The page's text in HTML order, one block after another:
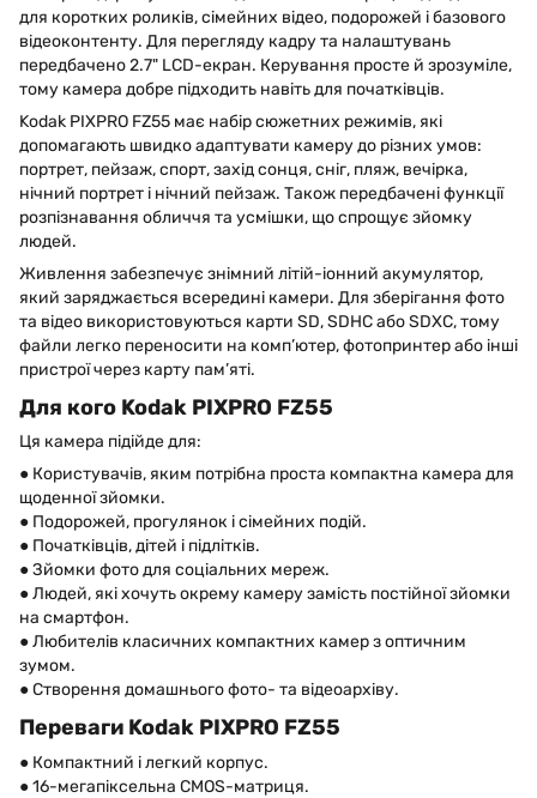
для коротких роликів, сімейних відео, подорожей і базового
відеоконтенту. Для перегляду кадру та налаштувань
передбачено 2.7" LCD-екран. Керування просте й зрозуміле,
тому камера добре підходить навіть для початківців.
Kodak PIXPRO FZ55 має набір сюжетних режимів, які
допомагають швидко адаптувати камеру до різних умов:
портрет, пейзаж, спорт, захід сонця, сніг, пляж, вечірка,
нічний портрет і нічний пейзаж. Також передбачені функції
розпізнавання обличчя та усмішки, що спрощує зйомку
людей.
Живлення забезпечує знімний літій-іонний акумулятор,
який заряджається всередині камери. Для зберігання фото
та відео використовуються карти SD, SDHC або SDXC, тому
файли легко переносити на комп’ютер, фотопринтер або інші
пристрої через карту пам’яті.
Для кого Kodak PIXPRO FZ55
Ця камера підійде для:
● Користувачів, яким потрібна проста компактна камера для
щоденної зйомки.
● Подорожей, прогулянок і сімейних подій.
● Початківців, дітей і підлітків.
● Зйомки фото для соціальних мереж.
● Людей, які хочуть окрему камеру замість постійної зйомки
на смартфон.
● Любителів класичних компактних камер з оптичним
зумом.
● Створення домашнього фото- та відеоархіву.
Переваги Kodak PIXPRO FZ55
● Компактний і легкий корпус.
● 16-мегапіксельна CMOS-матриця.